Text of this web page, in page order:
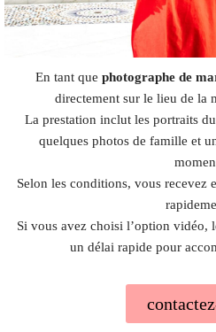
En tant que photographe de
directement sur le lieu de la
La prestation inclut les portraits
quelques photos de famille et
Selon les conditions, vous recevez
Si vous avez choisi l’option vidéo,
un délai rapide pour